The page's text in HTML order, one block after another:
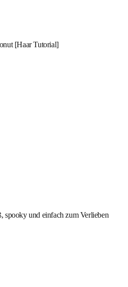
[Haar Tutorial]
spooky und einfach zum Verlieben